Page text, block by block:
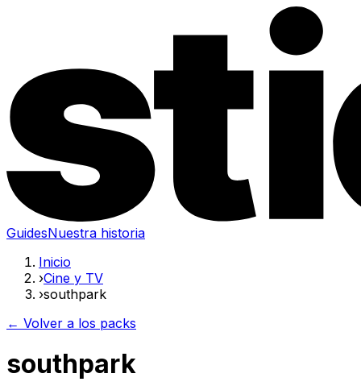
GuidesNuestra historia
Inicio
›Cine y TV
›southpark
← Volver a los packs
southpark